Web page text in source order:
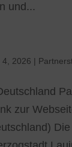
und...
4, 2026 |
zur